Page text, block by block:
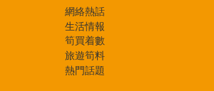
網絡熱話
生活情報
筍買着數
旅遊筍料
熱門話題